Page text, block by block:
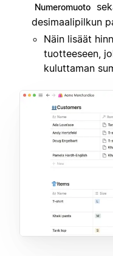
Numeromuoto
desimaalipilkun
Näin lisäät
tuotteeseen,
kuluttaman